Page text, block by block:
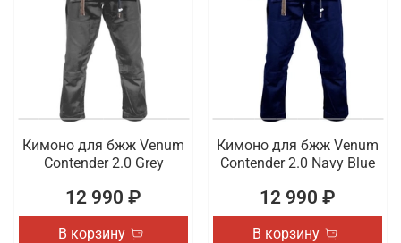
Кимоно для бжж Venum
Contender 2.0 Grey
12 990 ₽
В корзину
Кимоно для бжж Venum
Contender 2.0 Navy Blue
12 990 ₽
В корзину